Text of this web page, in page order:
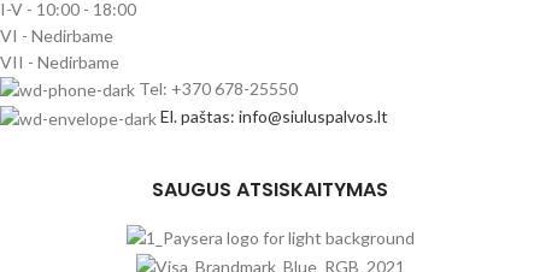
I-V - 10:00 - 18:00
VI - Nedirbame
VII - Nedirbame
Tel: +370 678-25550
El. paštas: info@siuluspalvos.lt
SAUGUS ATSISKAITYMAS